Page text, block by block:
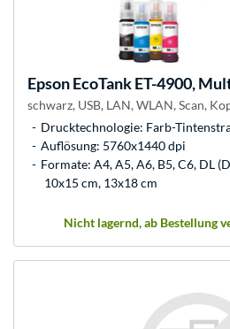
EpsonEcoTank ET-4900,
schwarz, USB, LAN, WLAN, Scan,
Drucktechnologie: Farb-
Auflösung: 5760x1440 dpi
Formate: A4, A5, A6, B5, C6, DL
10x15 cm, 13x18 cm
Nicht lagernd, ab Bestellung